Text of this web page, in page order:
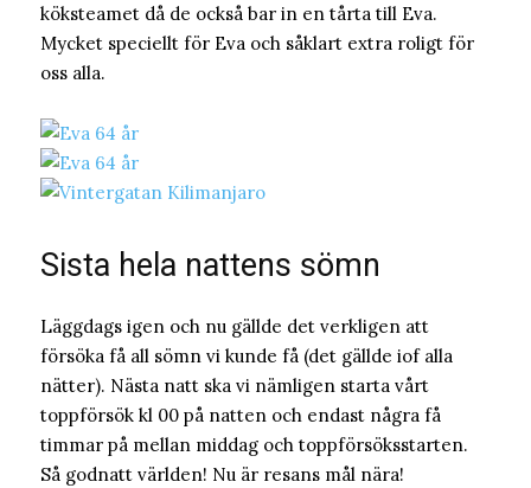
köksteamet då de också bar in en tårta till Eva.
Mycket speciellt för Eva och såklart extra roligt för
oss alla.
Sista hela nattens sömn
Läggdags igen och nu gällde det verkligen att
försöka få all sömn vi kunde få (det gällde iof alla
nätter). Nästa natt ska vi nämligen starta vårt
toppförsök kl 00 på natten och endast några få
timmar på mellan middag och toppförsöksstarten.
Så godnatt världen! Nu är resans mål nära!